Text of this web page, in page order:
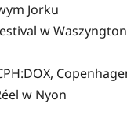
Jorku
w
w Nyon